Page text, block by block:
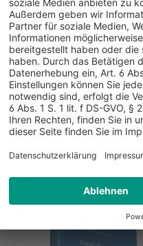
Auflage:3. Auflage 2027
Erscheinungsdatum:
ca.349,00 €
Pro Stück
inkl. MwSt.
Zur Merkliste hinzufügen